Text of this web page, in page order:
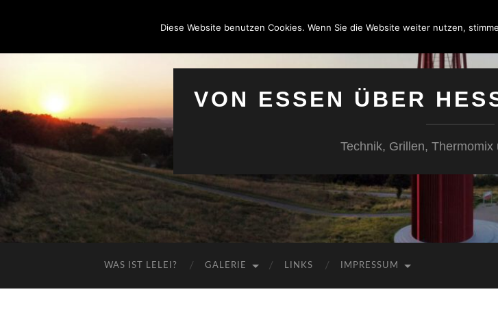
VON ESSEN ÜBER
Technik, Grillen, Thermomix
WAS IST LELEI? GALERIE LINKS IMPRESSUM
Diese Website benutzen Cookies. Wenn Sie die Website weiter nutzen,